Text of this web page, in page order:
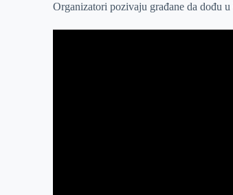
Organizatori pozivaju građane da dođu